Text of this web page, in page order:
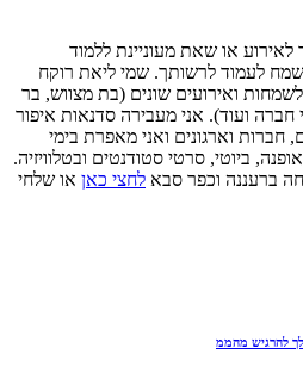
או שאת מעוניינת ללמוד
לעמוד לרשותך. שמי ליאת רוקח
ואירועים שונים (בת מצווש, בר
ועוד). אני מעבירה סדנאות איפור
חברות וארגונים ואני מאפרת בימי
ביוטי, סרטי סטודנטים ובטלוויזיה.
ברעננה וכפר סבא לחצי כאן או שלחי
לך להרגיש מהממ